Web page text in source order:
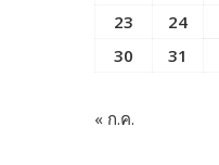
23
24
30
31
« ก.ค.